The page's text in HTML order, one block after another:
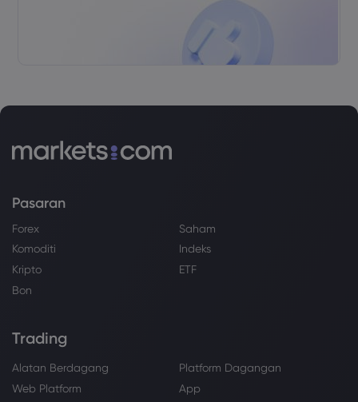
Pasaran
Forex
Saham
Komoditi
Indeks
Kripto
ETF
Bon
Trading
Alatan Berdagang
Platform Dagangan
Web Platform
App